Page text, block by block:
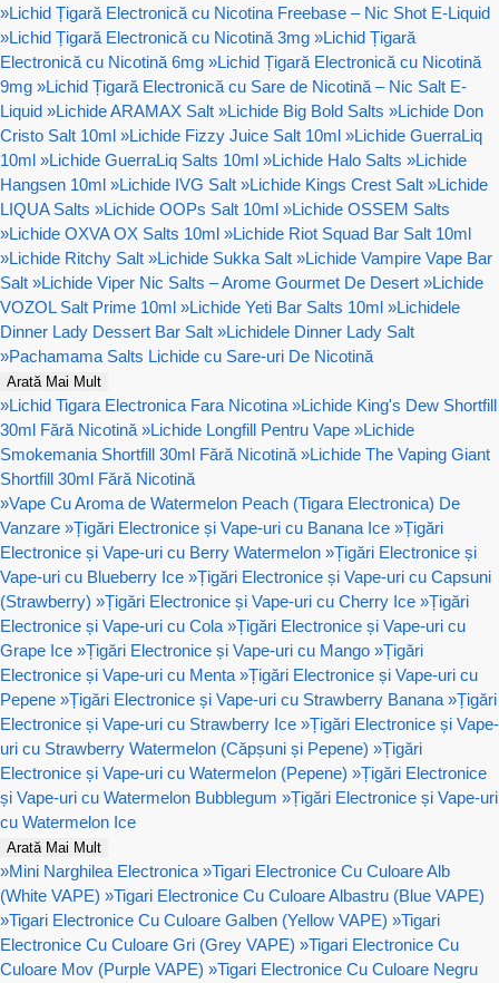
»Lichid Țigară Electronică cu Nicotina Freebase – Nic Shot E-Liquid
»Lichid Țigară Electronică cu Nicotină 3mg »Lichid Țigară
Electronică cu Nicotină 6mg »Lichid Țigară Electronică cu Nicotină
9mg »Lichid Țigară Electronică cu Sare de Nicotină – Nic Salt E-
Liquid »Lichide ARAMAX Salt »Lichide Big Bold Salts »Lichide Don
Cristo Salt 10ml »Lichide Fizzy Juice Salt 10ml »Lichide GuerraLiq
10ml »Lichide GuerraLiq Salts 10ml »Lichide Halo Salts »Lichide
Hangsen 10ml »Lichide IVG Salt »Lichide Kings Crest Salt »Lichide
LIQUA Salts »Lichide OOPs Salt 10ml »Lichide OSSEM Salts
»Lichide OXVA OX Salts 10ml »Lichide Riot Squad Bar Salt 10ml
»Lichide Ritchy Salt »Lichide Sukka Salt »Lichide Vampire Vape Bar
Salt »Lichide Viper Nic Salts – Arome Gourmet De Desert »Lichide
VOZOL Salt Prime 10ml »Lichide Yeti Bar Salts 10ml »Lichidele
Dinner Lady Dessert Bar Salt »Lichidele Dinner Lady Salt
»Pachamama Salts Lichide cu Sare-uri De Nicotină
Arată Mai Mult
»Lichid Tigara Electronica Fara Nicotina »Lichide King's Dew Shortfill
30ml Fără Nicotină »Lichide Longfill Pentru Vape »Lichide
Smokemania Shortfill 30ml Fără Nicotină »Lichide The Vaping Giant
Shortfill 30ml Fără Nicotină
»Vape Cu Aroma de Watermelon Peach (Tigara Electronica) De
Vanzare »Țigări Electronice și Vape-uri cu Banana Ice »Țigări
Electronice și Vape-uri cu Berry Watermelon »Țigări Electronice și
Vape-uri cu Blueberry Ice »Țigări Electronice și Vape-uri cu Capsuni
(Strawberry) »Țigări Electronice și Vape-uri cu Cherry Ice »Țigări
Electronice și Vape-uri cu Cola »Țigări Electronice și Vape-uri cu
Grape Ice »Țigări Electronice și Vape-uri cu Mango »Țigări
Electronice și Vape-uri cu Menta »Țigări Electronice și Vape-uri cu
Pepene »Țigări Electronice și Vape-uri cu Strawberry Banana »Țigări
Electronice și Vape-uri cu Strawberry Ice »Țigări Electronice și Vape-
uri cu Strawberry Watermelon (Căpșuni și Pepene) »Țigări
Electronice și Vape-uri cu Watermelon (Pepene) »Țigări Electronice
și Vape-uri cu Watermelon Bubblegum »Țigări Electronice și Vape-uri
cu Watermelon Ice
Arată Mai Mult
»Mini Narghilea Electronica »Tigari Electronice Cu Culoare Alb
(White VAPE) »Tigari Electronice Cu Culoare Albastru (Blue VAPE)
»Tigari Electronice Cu Culoare Galben (Yellow VAPE) »Tigari
Electronice Cu Culoare Gri (Grey VAPE) »Tigari Electronice Cu
Culoare Mov (Purple VAPE) »Tigari Electronice Cu Culoare Negru